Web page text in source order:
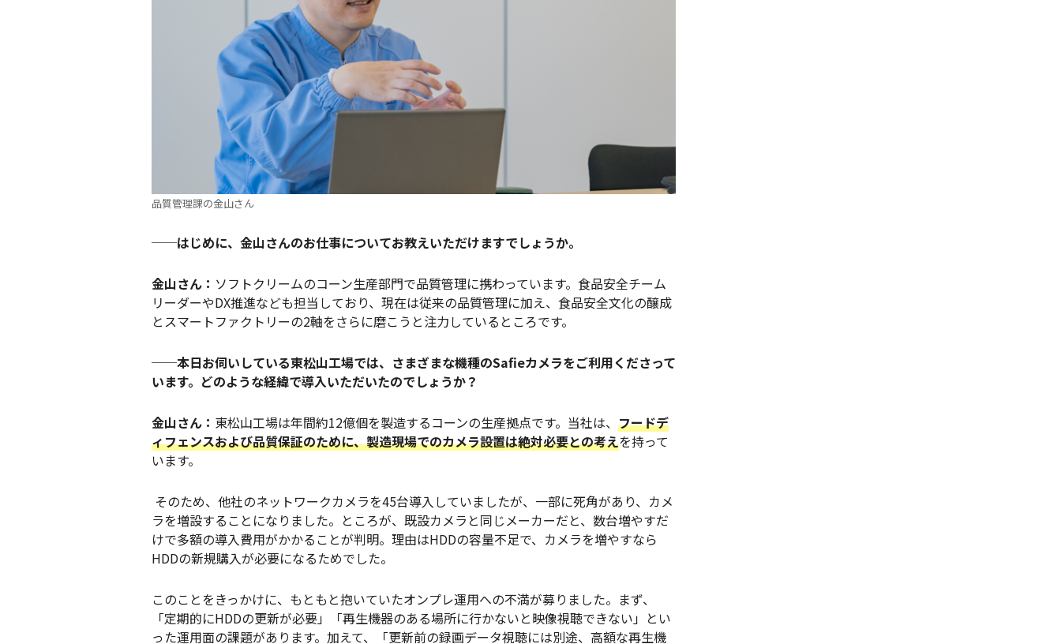
品質管理課の金山さん
──はじめに、金山さんのお仕事についてお教えいただけますでしょうか。
金山さん： ソフトクリームのコーン生産部門で品質管理に携わっています。食品安全チーム
リーダーやDX推進なども担当しており、現在は従来の品質管理に加え、食品安全文化の醸成
とスマートファクトリーの2軸をさらに磨こうと注力しているところです。
──本日お伺いしている東松山工場では、さまざまな機種のSafieカメラをご利用くださって
います。どのような経緯で導入いただいたのでしょうか？
金山さん： 東松山工場は年間約12億個を製造するコーンの生産拠点です。当社は、 フードデ
ィフェンスおよび品質保証のために、製造現場でのカメラ設置は絶対必要との考えを持って
います。
そのため、他社のネットワークカメラを45台導入していましたが、一部に死角があり、カメ
ラを増設することになりました。ところが、既設カメラと同じメーカーだと、数台増やすだ
けで多額の導入費用がかかることが判明。理由はHDDの容量不足で、カメラを増やすなら
HDDの新規購入が必要になるためでした。
このことをきっかけに、もともと抱いていたオンプレ運用への不満が募りました。まず、
「定期的にHDDの更新が必要」「再生機器のある場所に行かないと映像視聴できない」とい
った運用面の課題があります。加えて、「更新前の録画データ視聴には別途、高額な再生機